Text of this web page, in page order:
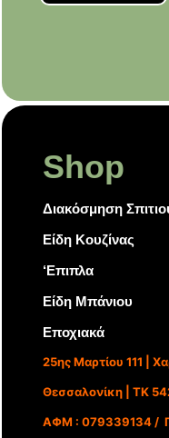
Shop
Διακόσμηση
Είδη Κουζίνας
‘Επιπλα
Είδη Μπάνιου
Εποχιακά
25ης Μαρτίου 111 |
Θεσσαλονίκη | ΤΚ
ΑΦΜ : 079339134 /